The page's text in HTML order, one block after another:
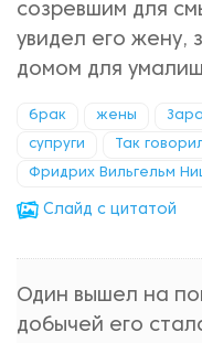
созревшим для
увидел его жену,
домом для
брак жены
супруги Так
Фридрих Вильгельм
Cлайд с цитатой
Один вышел на
добычей его